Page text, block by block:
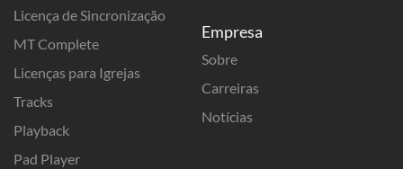
Licença de Sincronização
MT Complete
Licenças para Igrejas
Tracks
Playback
Pad Player
Empresa
Sobre
Carreiras
Notícias